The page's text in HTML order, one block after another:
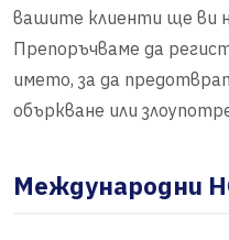
вашите клиенти ще ви
Препоръчваме да
името, за да
объркване или
Международни